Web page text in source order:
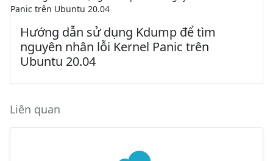
Hướng dẫn sử dụng Kdump để tìm
nguyên nhân lỗi Kernel Panic trên
Ubuntu 20.04
Liên quan